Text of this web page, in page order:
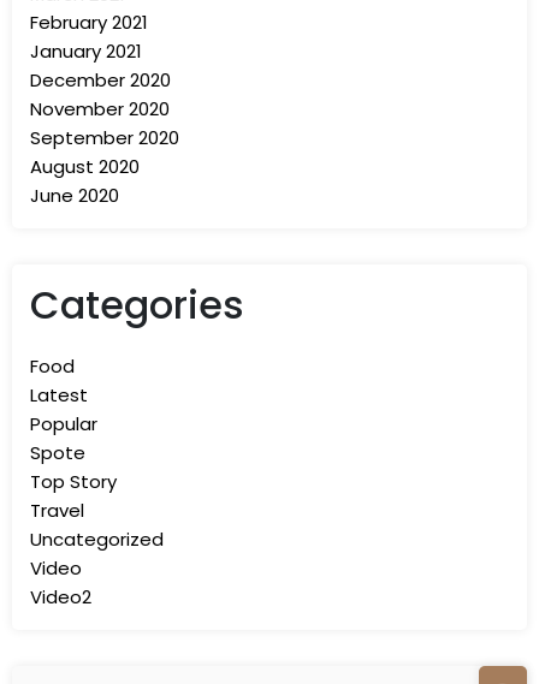
February 2021
January 2021
December 2020
November 2020
September 2020
August 2020
June 2020
Categories
Food
Latest
Popular
Spote
Top Story
Travel
Uncategorized
Video
Video2